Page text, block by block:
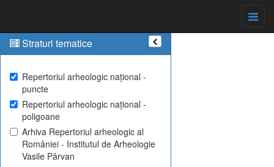
Straturi tematice
Repertoriul arheologic național -
puncte
Repertoriul arheologic național -
poligoane
Arhiva Repertoriul arheologic al
României - Institutul de Arheologie
Vasile Pârvan